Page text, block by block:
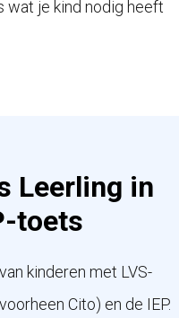
wat je kind nodig heeft
Leerling in
toets
kinderen met LVS-
Cito) en de IEP.